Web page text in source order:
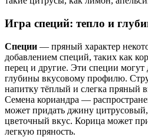
Игра специй: тепло и
Специи — пряный характер
добавлением специй, таких как
перец и другие. Эти специи могут
глубины вкусовому профилю.
напитку тёплый и слегка пряный
Семена кориандра —
может придать джину
цветочный вкус. Корица может
легкую пряность.